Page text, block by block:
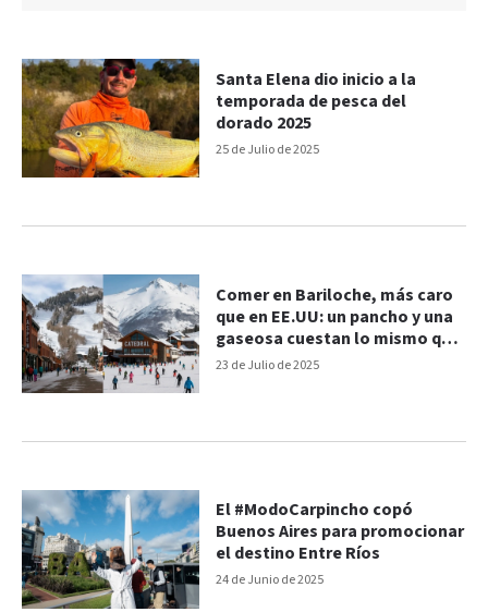
25 de Julio de 2025
Santa Elena dio inicio a la
temporada de pesca del
dorado 2025
23 de Julio de 2025
Comer en Bariloche, más caro
que en EE.UU: un pancho y una
gaseosa cuestan lo mismo que
en Aspen
24 de Junio de 2025
El #ModoCarpincho copó
Buenos Aires para promocionar
el destino Entre Ríos